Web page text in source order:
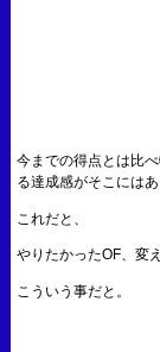
今までの得点とは比
る達成感がそこにはあ
これだと、
やりたかったOF、変
こういう事だと。